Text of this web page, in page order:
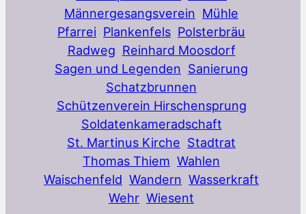
Männergesangsverein Mühle
Pfarrei Plankenfels Polsterbräu
Radweg Reinhard Moosdorf
Sagen und Legenden Sanierung
Schatzbrunnen
Schützenverein Hirschensprung
Soldatenkameradschaft
St. Martinus Kirche Stadtrat
Thomas Thiem Wahlen
Waischenfeld Wandern Wasserkraft
Wehr Wiesent